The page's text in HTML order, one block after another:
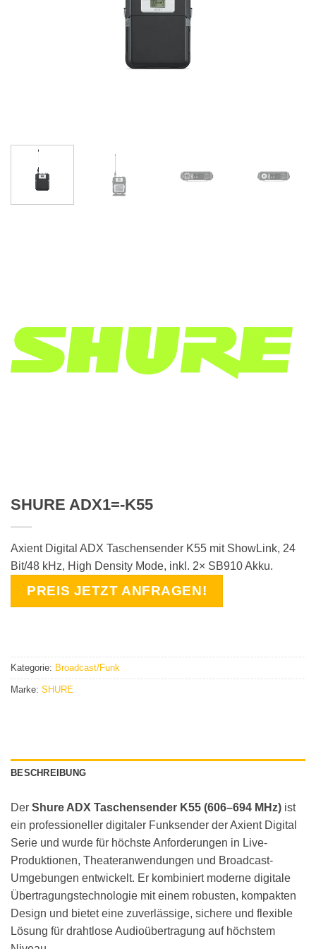
SHURE ADX1=-K55
Axient Digital ADX Taschensender K55 mit ShowLink, 24
Bit/48 kHz, High Density Mode, inkl. 2× SB910 Akku.
PREIS JETZT ANFRAGEN!
Kategorie: Broadcast/Funk
Marke: SHURE
BESCHREIBUNG
Der Shure ADX Taschensender K55 (606–694 MHz) ist
ein professioneller digitaler Funksender der Axient Digital
Serie und wurde für höchste Anforderungen in Live-
Produktionen, Theateranwendungen und Broadcast-
Umgebungen entwickelt. Er kombiniert moderne digitale
Übertragungstechnologie mit einem robusten, kompakten
Design und bietet eine zuverlässige, sichere und flexible
Lösung für drahtlose Audioübertragung auf höchstem